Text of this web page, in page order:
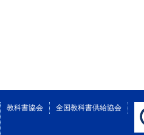
教科書協会 全国教科書供給協会